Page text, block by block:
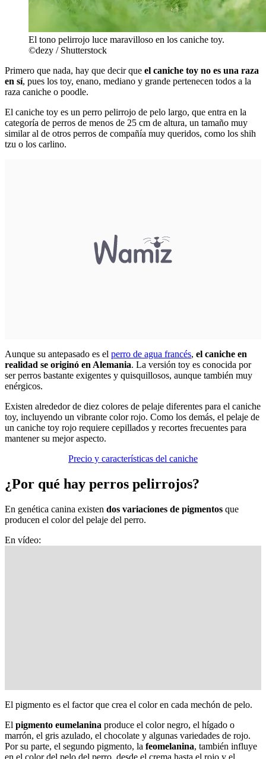
El tono pelirrojo luce maravilloso en los caniche toy.
©dezy / Shutterstock
Primero que nada, hay que decir que el caniche toy no es una raza
en sí, pues los toy, enano, mediano y grande pertenecen todos a la
raza caniche o poodle.
El caniche toy es un perro pelirrojo de pelo largo, que entra en la
categoría de perros de menos de 25 cm de altura, un tamaño muy
similar al de otros perros de compañía muy queridos, como los shih
tzu o los carlino.
Aunque su antepasado es el perro de agua francés, el caniche en
realidad se originó en Alemania. La versión toy es conocida por
ser perros bastante exigentes y quisquillosos, aunque también muy
enérgicos.
Existen alrededor de diez colores de pelaje diferentes para el caniche
toy, incluyendo un vibrante color rojo. Como los demás, el pelaje de
un caniche toy rojo requiere cepillados y recortes frecuentes para
mantener su mejor aspecto.
Precio y características del caniche
¿Por qué hay perros pelirrojos?
En genética canina existen dos variaciones de pigmentos que
producen el color del pelaje del perro.
En vídeo:
El pigmento es el factor que crea el color en cada mechón de pelo.
El pigmento eumelanina produce el color negro, el hígado o
marrón, el gris azulado, el chocolate y algunas variedades de rojo.
Por su parte, el segundo pigmento, la feomelanina, también influye
en el color del pelo del perro, desde el crema hasta el rojo y el